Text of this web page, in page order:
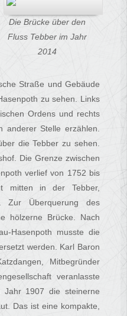
Die Brücke über den
Fluss Tebber im Jahr
2014
Straße und Gebäude
zu sehen. Links
Ordens und rechts
anderer Stelle erzählen.
die Tebber zu sehen.
Die Grenze zwischen
verlief von 1752 bis
mitten in der Tebber,
Zur Überquerung des
hölzerne Brücke. Nach
Hasenpoth musste die
werden. Karl Baron
Mitbegründer
veranlasste
1907 die steinerne
Das ist eine kompakte,